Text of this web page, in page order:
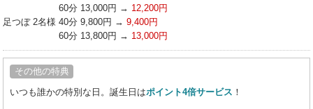
60分 13,000円 → 12,200円
足つぼ 2名様40分 9,800円 →9,400円
60分 13,800円 → 13,000円
その他の特典
いつも誰かの特別な日。誕生日はポイント4倍サービス ！